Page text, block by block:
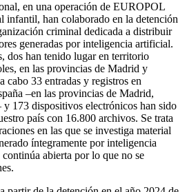
en una operación de EUROPOL
infantil, han colaborado en la detención
criminal dedicada a distribuir
generadas por inteligencia artificial.
dos han tenido lugar en territorio
en las provincias de Madrid y
cabo 33 entradas y registros en
–en las provincias de Madrid,
y 173 dispositivos electrónicos han sido
país con 16.800 archivos. Se trata
en las que se investiga material
íntegramente por inteligencia
abierta por lo que no se